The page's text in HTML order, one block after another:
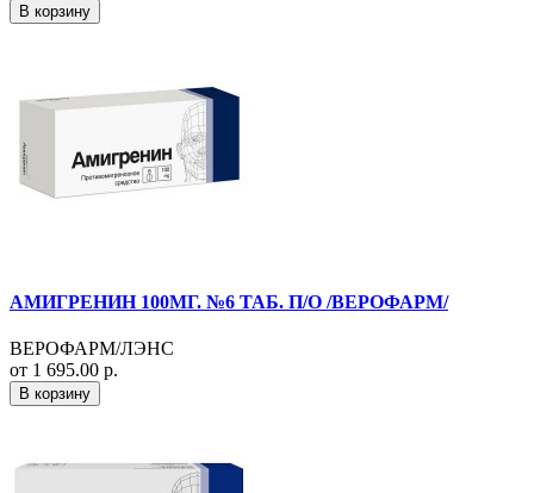
В корзину
АМИГРЕНИН 100МГ. №6 ТАБ. П/О /ВЕРОФАРМ/
ВЕРОФАРМ/ЛЭНС
от 1 695.00 р.
В корзину